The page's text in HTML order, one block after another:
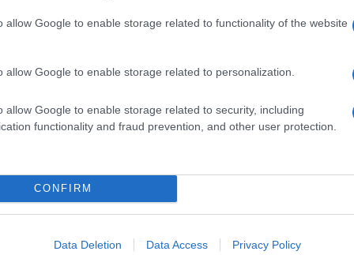
allow Google to enable storage related to functionality of the website
allow Google to enable storage related to personalization.
allow Google to enable storage related to security, including
functionality and fraud prevention, and other user protection.
CONFIRM
Data Deletion Data Access Privacy Policy
Newsκαι μάθετε πρώτοι όλες τις ειδήσεις